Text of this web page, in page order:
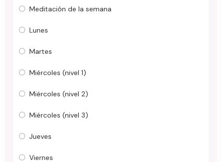
Meditación de la semana
Lunes
Martes
Miércoles (nivel 1)
Miércoles (nivel 2)
Miércoles (nivel 3)
Jueves
Viernes